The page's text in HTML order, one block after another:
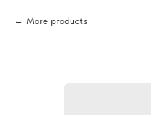
More products